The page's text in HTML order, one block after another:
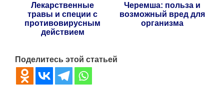
Лекарственные
травы и специи с
противовирусным
действием
Черемша: польза и
возможный вред для
организма
Поделитесь этой статьей